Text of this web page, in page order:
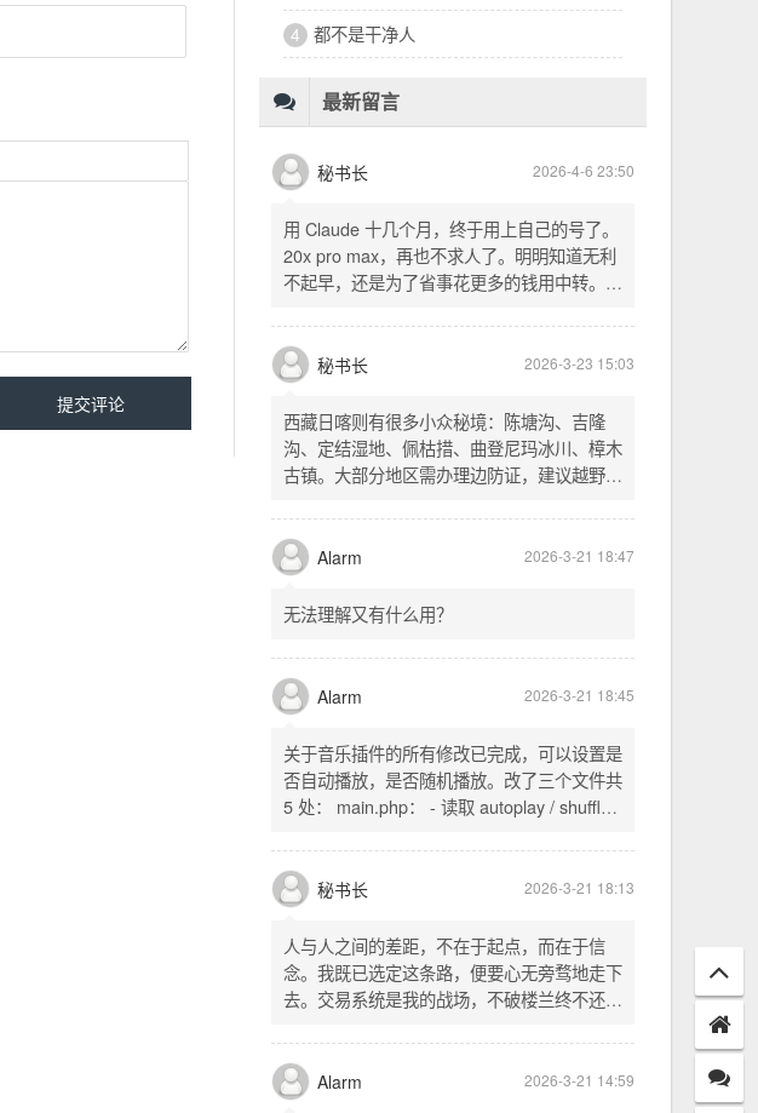
4 看完文德的二手房，护板一路响回电城
6 十六万二千八提了特斯拉，又看上东园公馆
秘书长 2026-4-6 23:50
用 Claude 十几个月，终于用上自己的号了。
20x pro max，再也不求人了。明明知道无利
不起早，还是为了省事花更多的钱用中转。链
SSH 用 gost 做 HTTP+SOCKS 转换才能用
多 Agent。配置麻烦了点，设定好了后直接任
意 IP 进行 SSH 登录。畅用，值得纪念。
秘书长 2026-3-23 15:03
西藏日喀则有很多小众秘境：陈塘沟、吉隆
沟、定结湿地、佩枯措、曲登尼玛冰川、樟木
古镇。大部分地区需办理边防证，建议越野
经吉隆口岸前往加德满都，沿途风景绝美。
Alarm
无法理解又有什么用？
Alarm 2026-3-21 18:45
关于音乐插件的所有修改已完成，可以设置是
否自动播放，是否随机播放。改了三个文件共
5 处： main.php： - 读取 autoplay / shuffle
一行两个复选框（自动播放音乐 / 默认随机播
放），带配套 CSS track.php： - 在 var
playlist = [...] 后面输出 _p4zAutoplay 和
autoplay 从后端变量读取，不再硬编码 false
- shuffle 后台开启时强制随机，否则走
秘书长 2026-3-21 18:13
人与人之间的差距，不在于起点，而在于信
念。我既已选定这条路，便要心无旁骛地走下
去。交易系统是我的战场，不破楼兰终不还。